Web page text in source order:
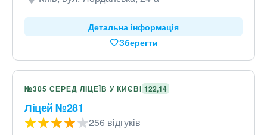
Детальна інформація
Зберегти
№305 СЕРЕД ЛІЦЕЇВ У КИЄВІ 122,14
Ліцей №281
256 відгуків